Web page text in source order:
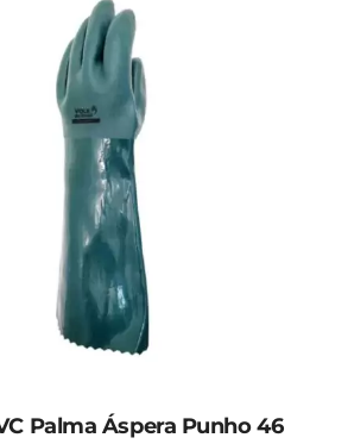
Palma Áspera Punho 46